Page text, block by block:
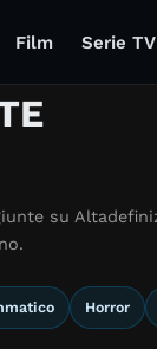
Film Serie TV
su
Horror